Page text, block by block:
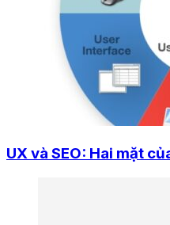
UX và SEO: Hai mặt